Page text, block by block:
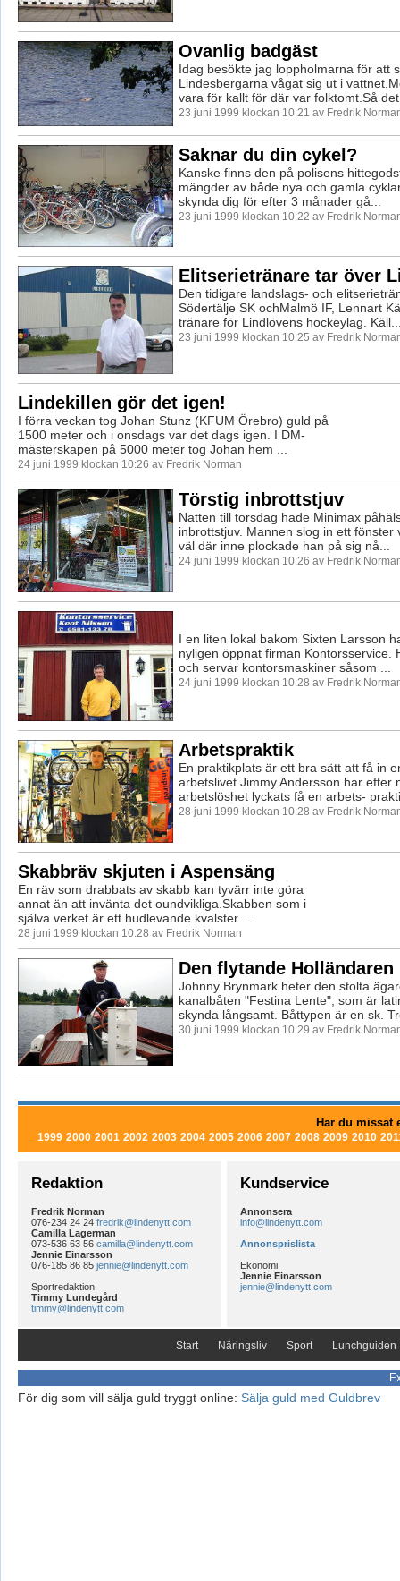
Ovanlig badgäst
Idag besökte jag loppholmarna för att
Lindesbergarna vågat sig ut i
vara för kallt för där var folktomt.Så
23 juni 1999 klockan 10:21 av Fredrik
Saknar du din cykel?
Kanske finns den på polisens
mängder av både nya och gamla
skynda dig för efter 3 månader gå...
23 juni 1999 klockan 10:22 av Fredrik
Elitserietränare tar över
Den tidigare landslags- och
Södertälje SK ochMalmö IF, Lennart
tränare för Lindlövens hockeylag.
23 juni 1999 klockan 10:25 av Fredrik
Lindekillen gör det igen!
I förra veckan tog Johan Stunz (KFUM Örebro) guld på
1500 meter och i onsdags var det dags igen. I DM-
mästerskapen på 5000 meter tog Johan hem ...
24 juni 1999 klockan 10:26 av Fredrik Norman
Törstig inbrottstjuv
Natten till torsdag hade Minimax
inbrottstjuv. Mannen slog in ett fönster
väl där inne plockade han på sig nå...
24 juni 1999 klockan 10:26 av Fredrik
I en liten lokal bakom Sixten Larsson
nyligen öppnat firman Kontorsservice.
och servar kontorsmaskiner såsom ...
24 juni 1999 klockan 10:28 av Fredrik
Arbetspraktik
En praktikplats är ett bra sätt att få in
arbetslivet.Jimmy Andersson har efter
arbetslöshet lyckats få en arbets-
28 juni 1999 klockan 10:28 av Fredrik
Skabbräv skjuten i Aspensäng
En räv som drabbats av skabb kan tyvärr inte göra
annat än att invänta det oundvikliga.Skabben som i
själva verket är ett hudlevande kvalster ...
28 juni 1999 klockan 10:28 av Fredrik Norman
Den flytande Holländaren
Johnny Brynmark heter den stolta
kanalbåten "Festina Lente", som är
skynda långsamt. Båttypen är en sk.
30 juni 1999 klockan 10:29 av Fredrik
Har du missat
1999 2000 2001 2002 2003 2004 2005 2006 2007 2008 2009 2010
Redaktion
Fredrik Norman
076-234 24 24 fredrik@lindenytt.com
Camilla Lagerman
073-536 63 56 camilla@lindenytt.com
Jennie Einarsson
076-185 86 85 jennie@lindenytt.com
Sportredaktion
Timmy Lundegård
timmy@lindenytt.com
Kundservice
Annonsera
info@lindenytt.com
Annonsprislista
Ekonomi
Jennie Einarsson
jennie@lindenytt.com
Start Näringsliv Sport Lunchguiden
För dig som vill sälja guld tryggt online: Sälja guld med Guldbrev